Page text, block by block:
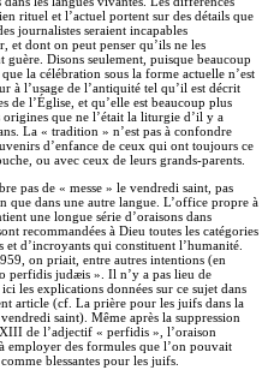
rituel et l’actuel portent sur des détails que
journalistes seraient incapables
et dont on peut penser qu’ils ne les
guère. Disons seulement, puisque beaucoup
la célébration sous la forme actuelle n’est
à l’usage de l’antiquité tel qu’il est décrit
de l’Église, et qu’elle est beaucoup plus
origines que ne l’était la liturgie d’il y a
La « tradition » n’est pas à confondre
d’enfance de ceux qui ont toujours ce
ou avec ceux de leurs grands-parents.
pas de « messe » le vendredi saint, pas
que dans une autre langue. L’office propre à
une longue série d’oraisons dans
recommandées à Dieu toutes les catégories
et d’incroyants qui constituent l’humanité.
on priait, entre autres intentions (en
perfidis judæis ». Il n’y a pas lieu de
les explications données sur ce sujet dans
article (cf. La prière pour les juifs dans la
saint). Même après la suppression
de l’adjectif « perfidis », l’oraison
employer des formules que l’on pouvait
blessantes pour les juifs.